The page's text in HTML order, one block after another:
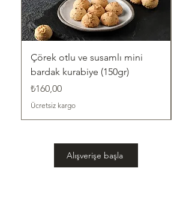
Çörek otlu ve susamlı mini
bardak kurabiye (150gr)
Fiyat
₺160,00
Ücretsiz kargo
Alışverişe başla